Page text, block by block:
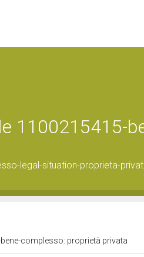
1100215415-
legal-situation-proprieta-
complesso: proprietà privata